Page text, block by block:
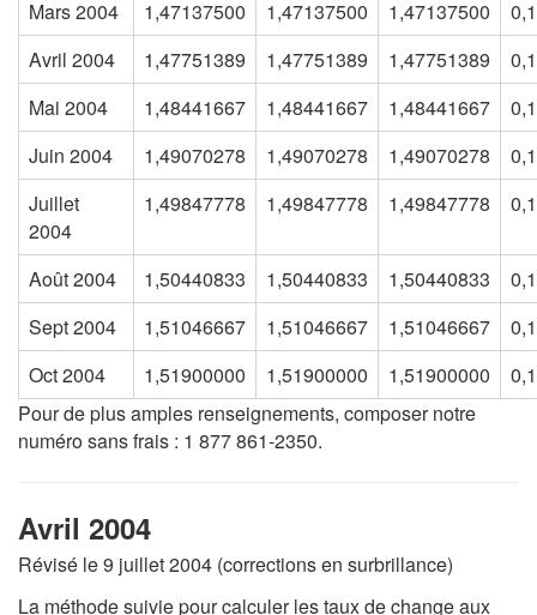
Mars 2004
1,47137500 1,47137500 1,47137500
Avril 2004
1,47751389 1,47751389 1,47751389
Mai 2004
1,48441667 1,48441667 1,48441667
Juin 2004
1,49070278 1,49070278 1,49070278
Juillet
2004
1,49847778 1,49847778 1,49847778
Août 2004 1,50440833 1,50440833 1,50440833
Sept 2004
1,51046667 1,51046667 1,51046667
Oct 2004
1,51900000 1,51900000 1,51900000
Pour de plus amples renseignements, composer notre
numéro sans frais : 1 877 861-2350.
Avril 2004
Révisé le 9 juillet 2004 (corrections en surbrillance)
La méthode suivie pour calculer les taux de change aux